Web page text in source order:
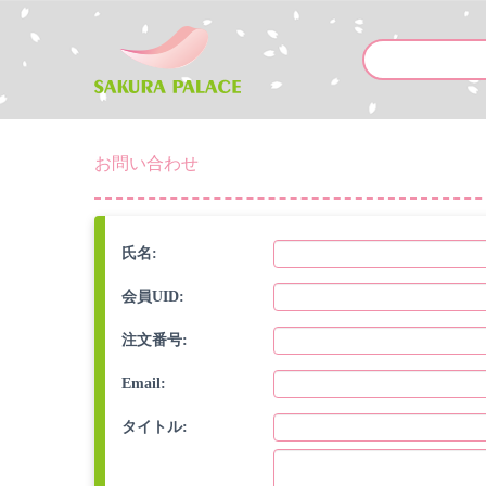
お問い合わせ
氏名:
会員UID:
注文番号:
Email:
タイトル: